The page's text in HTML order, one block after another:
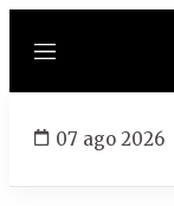
Menú
07 ago 2026